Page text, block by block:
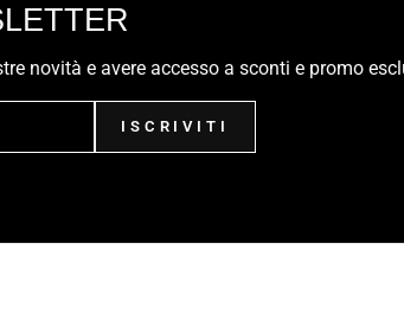
novità e avere accesso a sconti e promo
ISCRIVITI